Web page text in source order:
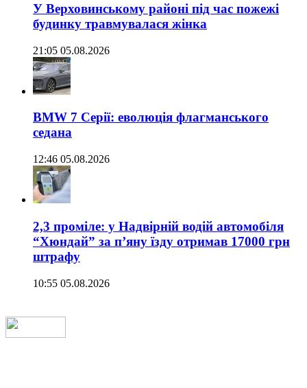
У Верховинському районі під час пожежі
будинку травмувалася жінка
21:05 05.08.2026
BMW 7 Серії: еволюція флагманського
седана
12:46 05.08.2026
2,3 проміле: у Надвірній водій автомобіля
“Хюндай” за п’яну їзду отримав 17000 грн
штрафу
10:55 05.08.2026